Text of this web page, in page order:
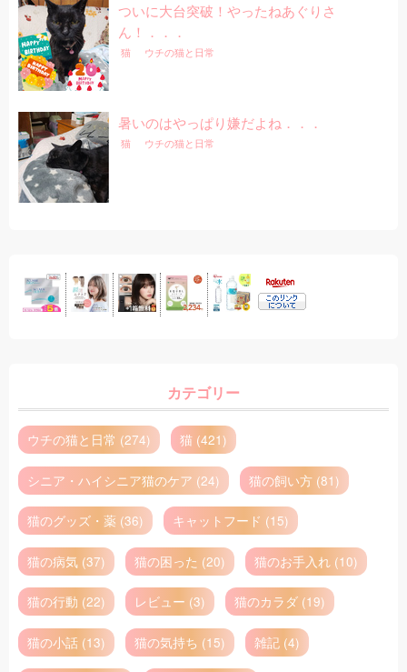
ついに大台突破！やったねあぐりさ
ん！．．．
猫 ウチの猫と日常
暑いのはやっぱり嫌だよね．．．
猫 ウチの猫と日常
カテゴリー
ウチの猫と日常 (274) 猫 (421)
シニア・ハイシニア猫のケア (24) 猫の飼い方 (81)
猫のグッズ・薬 (36) キャットフード (15)
猫の病気 (37) 猫の困った (20) 猫のお手入れ (10)
猫の行動 (22) レビュー (3) 猫のカラダ (19)
猫の小話 (13) 猫の気持ち (15) 雑記 (4)